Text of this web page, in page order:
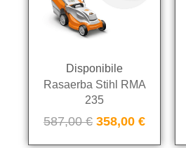
Disponibile
Rasaerba Stihl RMA
235
587,00€ 358,00 €